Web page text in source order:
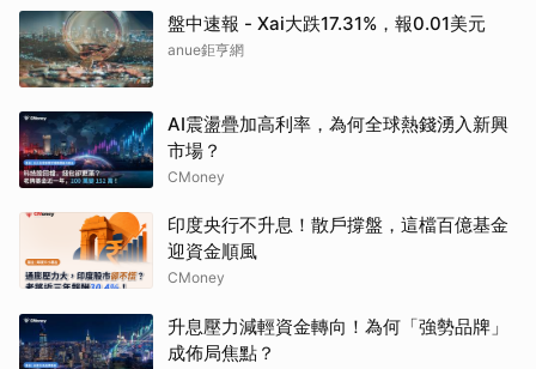
盤中速報 - Xai大跌17.31%，報0.01美元
anue鉅亨網
AI震盪疊加高利率，為何全球熱錢湧入新興
市場？
CMoney
印度央行不升息！散戶撐盤，這檔百億基金
迎資金順風
CMoney
升息壓力減輕資金轉向！為何「強勢品牌」
成佈局焦點？